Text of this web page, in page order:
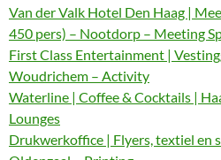
Van der Valk Hotel Den Haag |
450 pers) – Nootdorp – Meeting
First Class Entertainment |
Woudrichem – Activity
Waterline | Coffee & Cocktails |
Lounges
Drukwerkoffice | Flyers, textiel en